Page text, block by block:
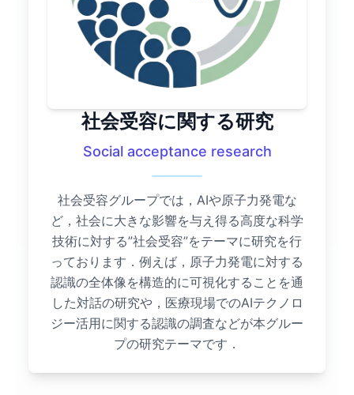
社会受容に関する研究
Social acceptance research
社会受容グループでは，AIや原子力発電な
ど，社会に大きな影響を与え得る高度な科学
技術に対する”社会受容”をテーマに研究を行
っております．例えば，原子力発電に対する
認識の全体像を構造的に可視化することを通
した対話の研究や，医療現場でのAIテクノロ
ジー活用に関する認識の調査などが本グルー
プの研究テーマです．